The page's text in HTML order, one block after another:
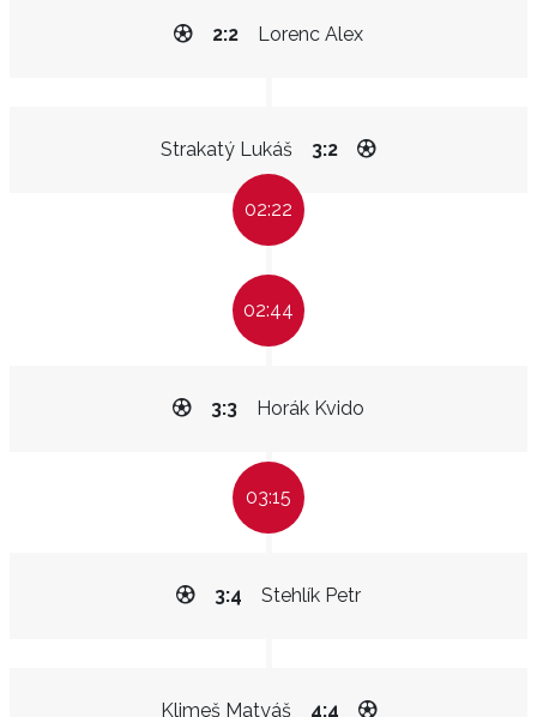
Lorenc Alex
2:2
Strakatý Lukáš 3:2
02:22
02:44
Horák Kvido
3:3
03:15
Stehlík Petr
3:4
Klimeš Matyáš 4:4